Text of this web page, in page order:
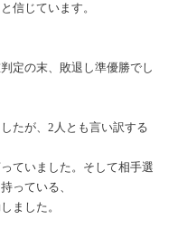
信じています。
定の末、敗退し準優勝でし
たが、2人とも言い訳する
ていました。そして相手選
っている、
ました。